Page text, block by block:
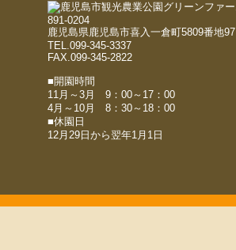
891-0204
鹿児島県鹿児島市喜入一倉町5809番地97
TEL.099-345-3337
FAX.099-345-2822
■開園時間
11月～3月 9：00～17：00
4月～10月 8：30～18：00
■休園日
12月29日から翌年1月1日